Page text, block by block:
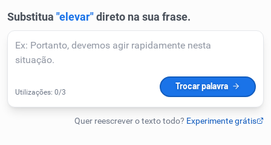
Detector de IA
Humanizador de IA